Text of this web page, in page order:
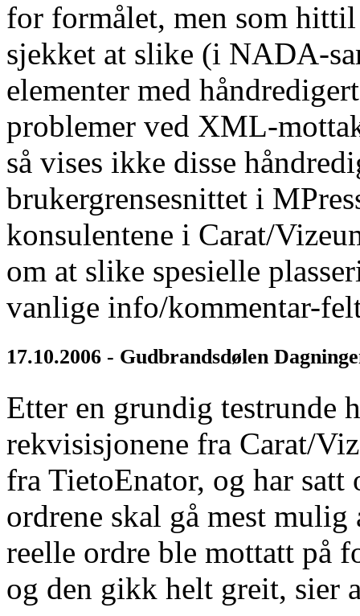
for formålet, men som
sjekket at slike (i NADA-
elementer med
problemer ved XML-
så vises ikke disse
brukergrensesnittet i
konsulentene i Carat/
om at slike spesielle
vanlige info/kommentar-
17.10.2006 - Gudbrandsdølen
Etter en grundig testrunde
rekvisisjonene fra Carat/
fra TietoEnator, og har
ordrene skal gå mest
reelle ordre ble mottatt på
og den gikk helt greit, sier